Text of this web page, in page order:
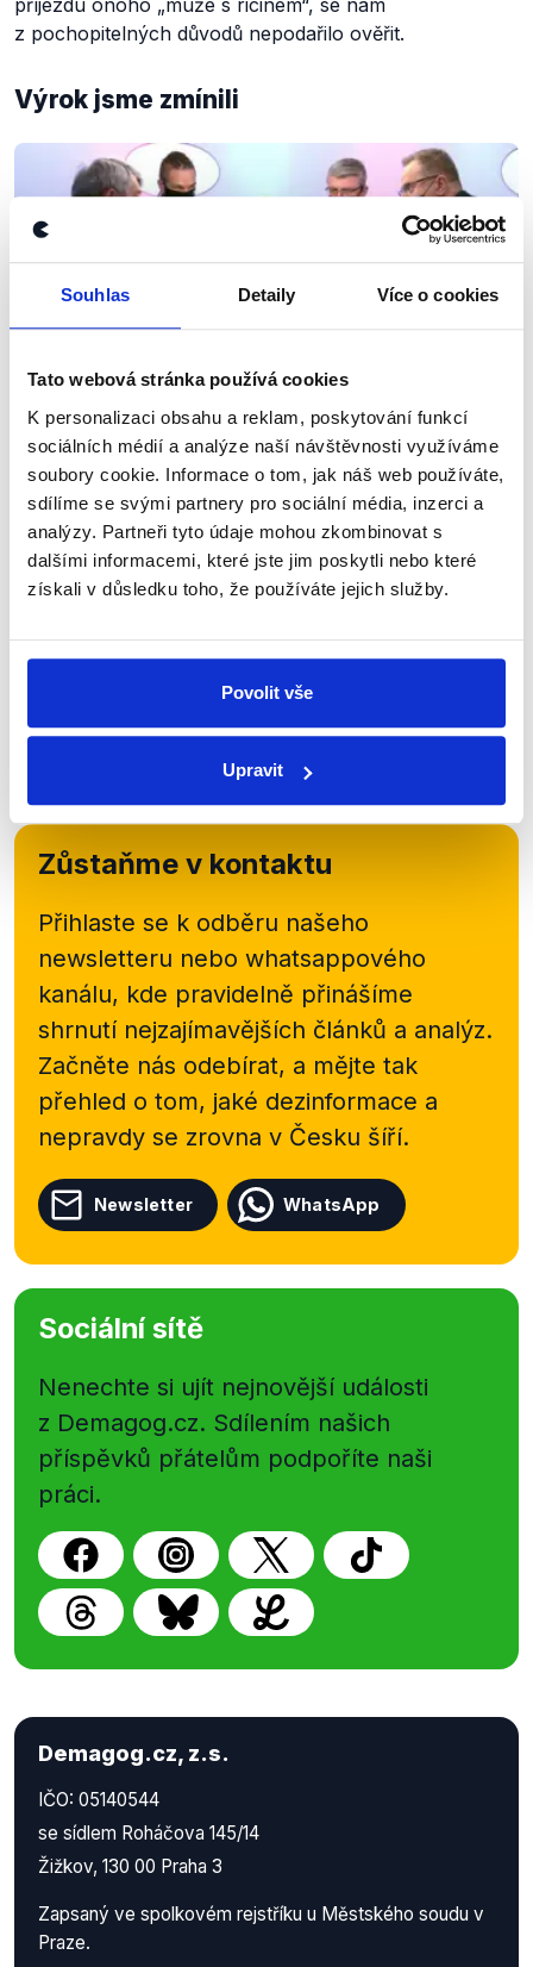
Souhlas Detaily Více o cookies
Tato webová stránka používá cookies
K personalizaci obsahu a reklam, poskytování funkcí
sociálních médií a analýze naší návštěvnosti využíváme
soubory cookie. Informace o tom, jak náš web používáte,
sdílíme se svými partnery pro sociální média, inzerci a
analýzy. Partneři tyto údaje mohou zkombinovat s
dalšími informacemi, které jste jim poskytli nebo které
získali v důsledku toho, že používáte jejich služby.
Povolit vše
Upravit
z pochopitelných důvodů nepodařilo ověřit.
Výrok jsme zmínili
OVĚŘENO
Otázky Václava Moravce: Ivan
Bartoš, Vojtěch Filip a Karel
Havlíček
13. května 2020
Karel Havlíček a předseda KSČM Vojtěch Filip.
diplomatickým vazbám s Ruskem, které výrazně...
Zůstaňme v kontaktu
Přihlaste se k odběru našeho
newsletteru nebo whatsappového
kanálu, kde pravidelně přinášíme
shrnutí nejzajímavějších článků a analýz.
Začněte nás odebírat, a mějte tak
přehled o tom, jaké dezinformace a
nepravdy se zrovna v Česku šíří.
Newsletter WhatsApp
Sociální sítě
Nenechte si ujít nejnovější události
z Demagog.cz. Sdílením našich
příspěvků přátelům podpoříte naši
práci.
Demagog.cz, z.s.
IČO: 05140544
se sídlem Roháčova 145/14
Žižkov, 130 00 Praha 3
Zapsaný ve spolkovém rejstříku u Městského soudu v
Praze.